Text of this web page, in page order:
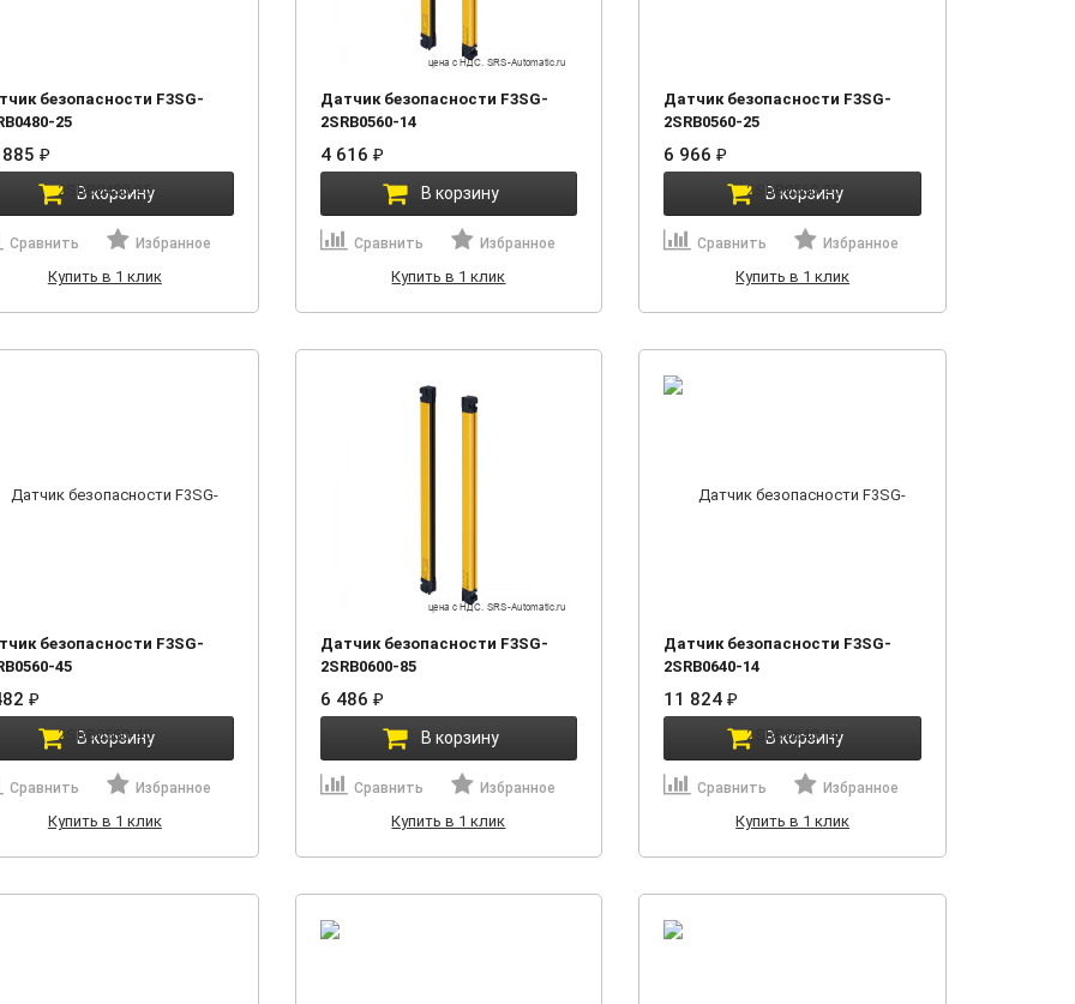
безопасности F3SG-
25
₽
В корзину
Сравнить Избранное
Купить в 1 клик
Датчик безопасности F3SG-
2SRB0560-14
4 616 ₽
В корзину
Сравнить Избранное
Купить в 1 клик
Датчик безопасности F3SG-
2SRB0560-25
6 966₽
В корзину
Сравнить Избранное
Купить в 1 клик
безопасности F3SG-
45
₽
В корзину
Сравнить Избранное
Купить в 1 клик
Датчик безопасности F3SG-
2SRB0600-85
6 486 ₽
В корзину
Сравнить Избранное
Купить в 1 клик
Датчик безопасности F3SG-
2SRB0640-14
11 824₽
В корзину
Сравнить Избранное
Купить в 1 клик